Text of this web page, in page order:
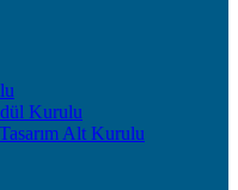
Kurulu
Alt Kurulu